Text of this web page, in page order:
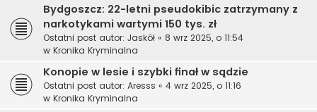
Bydgoszcz: 22-letni pseudokibic zatrzymany z
narkotykami wartymi 150 tys. zł
Ostatni post autor: Jaskół « 8 wrz 2025, o 11:54
w Kronika Kryminalna
Konopie w lesie i szybki finał w sądzie
Ostatni post autor: Aresss « 4 wrz 2025, o 11:16
w Kronika Kryminalna